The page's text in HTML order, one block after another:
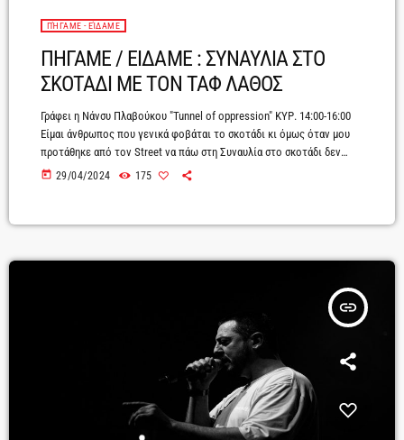
ΠΉΓΑΜΕ - ΕΊΔΑΜΕ
ΠΗΓΑΜΕ / ΕΙΔΑΜΕ : ΣΥΝΑΥΛΙΑ ΣΤΟ
ΣΚΟΤΑΔΙ ΜΕ ΤΟΝ ΤΑΦ ΛΑΘΟΣ
Γράφει η Νάνσυ Πλαβούκου "Tunnel of oppression" ΚΥΡ. 14:00-16:00
Είμαι άνθρωπος που γενικά φοβάται το σκοτάδι κι όμως όταν μου
προτάθηκε από τον Street να πάω στη Συναυλία στο σκοτάδι δεν
σκεφτηκα λεπτό να αρνηθώ. Καιρό τώρα στο Ίδρυμα Μιχάλης
καλλιτέχνες αλλά λόγο του παραπάνω δεν είχα πάει σε κανένα.
today 29/04/2024 175
insert_link